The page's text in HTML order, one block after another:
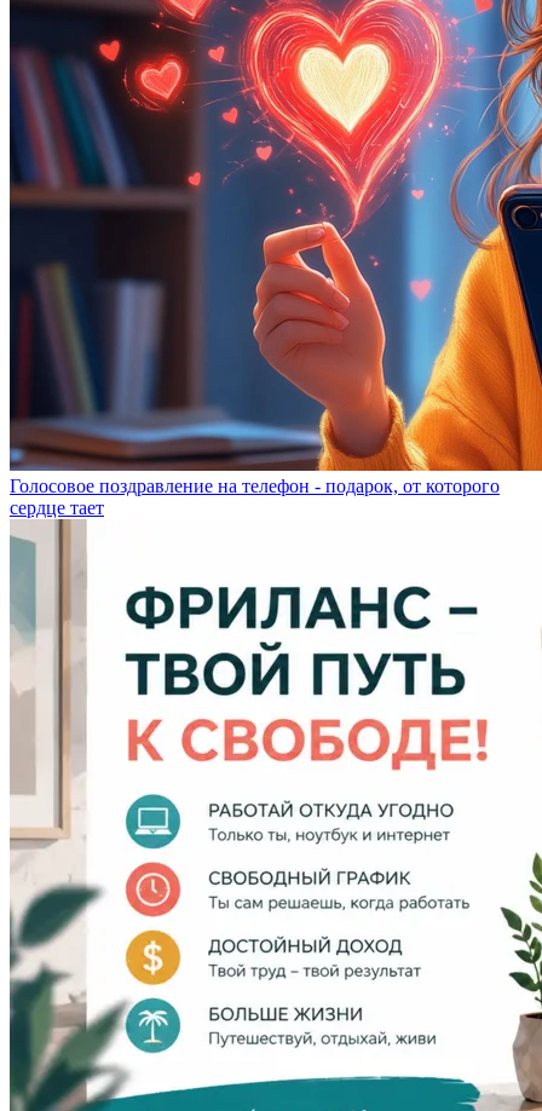
Голосовое поздравление на телефон - подарок, от которого
сердце тает